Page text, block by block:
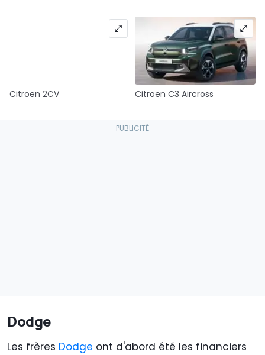
Citroen 2CV Citroen C3 Aircross
Dodge
Les frères Dodge ont d'abord été les financiers